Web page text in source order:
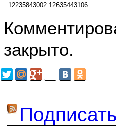
12235843002 12635443106
закрыто.